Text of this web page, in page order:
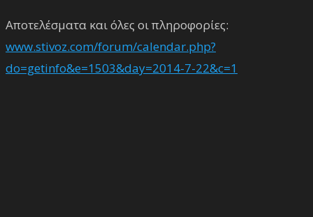
Αποτελέσματα και όλες οι πληροφορίες:
www.stivoz.com/forum/calendar.php?
do=getinfo&e=1503&day=2014-7-22&c=1